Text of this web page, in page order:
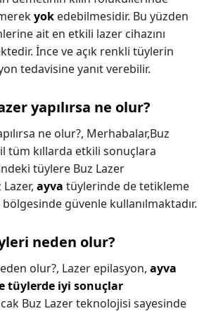
yok edebilmesidir. Bu yüzden
ait en etkili lazer cihazını
İnce ve açık renkli tüylerin
tedavisine yanıt verebilir.
yapılırsa ne olur?
ne olur?, Merhabalar,Buz
tüm kıllarda etkili sonuçlara
tüylere Buz Lazer
ayva tüylerinde de tetikleme
bölgesinde güvenle kullanılmaktadır.
neden olur?
olur?, Lazer epilasyon, ayva
tüylerde iyi sonuçlar
Buz Lazer teknolojisi sayesinde